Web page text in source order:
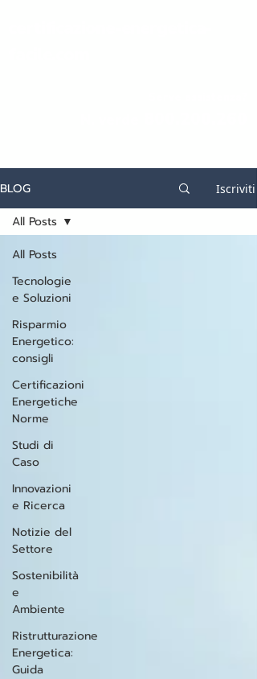
BLOG Iscriviti
All Posts
Tecnologie
e Soluzioni
Risparmio
Energetico:
consigli
Certificazioni
Energetiche
Norme
Studi di
Caso
Innovazioni
e Ricerca
Notizie del
Settore
Sostenibilità
e
Ambiente
Ristrutturazione
Energetica:
Guida
All Posts